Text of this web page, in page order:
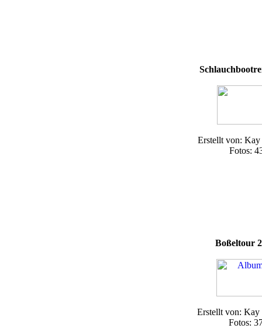
Erstellt von: Kay
Fotos:
Boßeltour
Erstellt von: Kay
Fotos: